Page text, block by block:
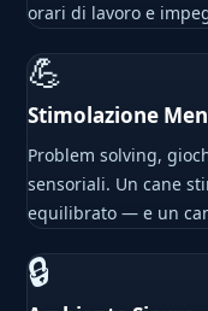
orari di lavoro e
💪
Stimolazione
Problem solving,
sensoriali. Un cane
equilibrato — e un
🔒